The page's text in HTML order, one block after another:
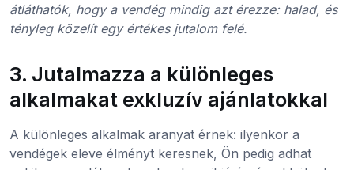
átláthatók, hogy a vendég mindig azt érezze: halad, és
tényleg közelít egy értékes jutalom felé.
3. Jutalmazza a különleges
alkalmakat exkluzív ajánlatokkal
A különleges alkalmak aranyat érnek: ilyenkor a
vendégek eleve élményt keresnek, Ön pedig adhat